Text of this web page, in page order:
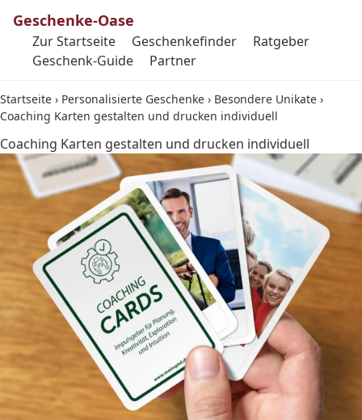
Geschenke-Oase
Zur Startseite Geschenkefinder
Ratgeber
Geschenk-Guide
Partner
Startseite › Personalisierte Geschenke › Besondere Unikate ›
Coaching Karten gestalten und drucken individuell
Coaching Karten gestalten und drucken individuell